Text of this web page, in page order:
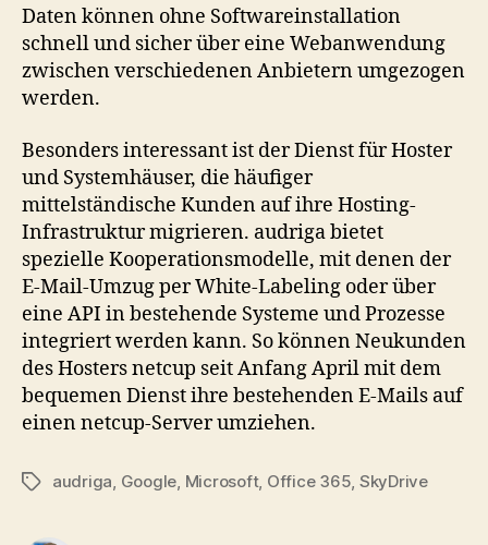
Daten können ohne Softwareinstallation
schnell und sicher über eine Webanwendung
zwischen verschiedenen Anbietern umgezogen
werden.
Besonders interessant ist der Dienst für Hoster
und Systemhäuser, die häufiger
mittelständische Kunden auf ihre Hosting-
Infrastruktur migrieren. audriga bietet
spezielle Kooperationsmodelle, mit denen der
E-Mail-Umzug per White-Labeling oder über
eine API in bestehende Systeme und Prozesse
integriert werden kann. So können Neukunden
des Hosters netcup seit Anfang April mit dem
bequemen Dienst ihre bestehenden E-Mails auf
einen netcup-Server umziehen.
Tagsaudriga Google Microsoft, Office 365 SkyDrive